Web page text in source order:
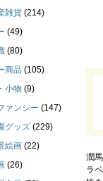
潤
ラ
雑貨 (214)
(49)
(80)
商品 (105)
小物 (9)
ンシー (147)
グッズ (229)
絵画 (22)
(26)